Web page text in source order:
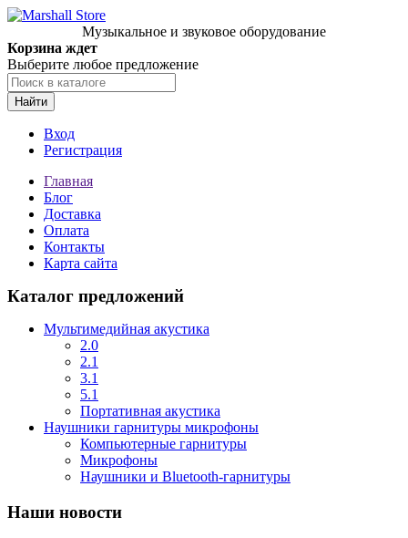
Музыкальное и звуковое оборудование
Корзина ждет
Выберите любое предложение
Найти
Вход
Регистрация
Главная
Блог
Доставка
Оплата
Контакты
Карта сайта
Каталог предложений
Мультимедийная акустика
2.0
2.1
3.1
5.1
Портативная акустика
Наушники гарнитуры микрофоны
Компьютерные гарнитуры
Микрофоны
Наушники и Bluetooth-гарнитуры
Наши новости